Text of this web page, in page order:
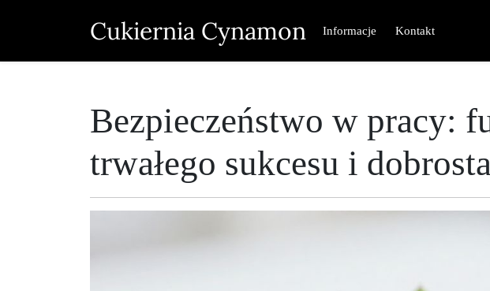
Cukiernia Cynamon Informacje Kontakt
Bezpieczeństwo w pracy:
trwałego sukcesu i